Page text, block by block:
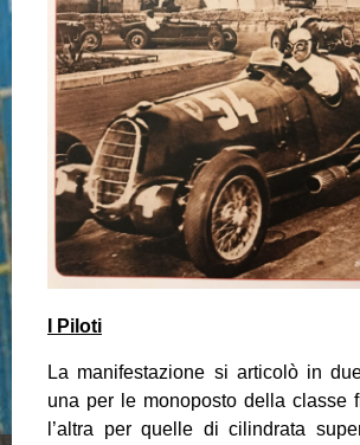
I Piloti
La manifestazione si articolò in
una per le monoposto della classe
l’altra per quelle di cilindrata